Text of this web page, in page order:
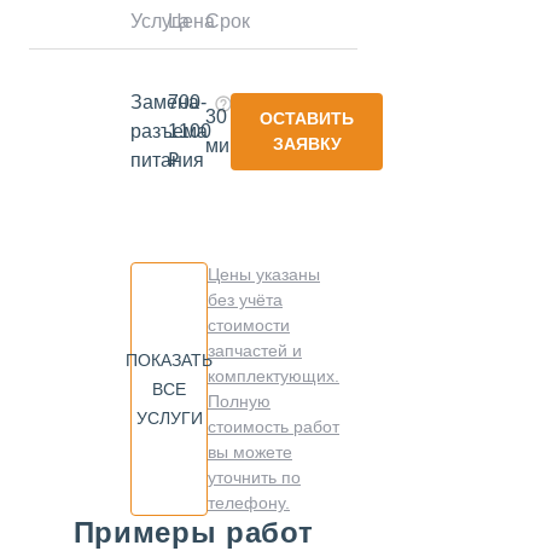
УслугаЦенаСрок
Замена
разъема
питания
700-
1100
₽
30
минут
ОСТАВИТЬ
ЗАЯВКУ
ПОКАЗАТЬ
ВСЕ
УСЛУГИ
Цены указаны
без учёта
стоимости
запчастей и
комплектующих.
Полную
стоимость работ
вы можете
уточнить по
телефону.
Примеры работ